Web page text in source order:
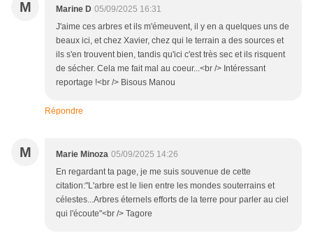
M Marine D 05/09/2025 16:31
J'aime ces arbres et ils m'émeuvent, il y en a quelques uns de
beaux ici, et chez Xavier, chez qui le terrain a des sources et
ils s'en trouvent bien, tandis qu'ici c'est très sec et ils risquent
de sécher. Cela me fait mal au coeur...<br /> Intéressant
reportage !<br /> Bisous Manou
Répondre
M Marie Minoza 05/09/2025 14:26
En regardant ta page, je me suis souvenue de cette
citation:"L'arbre est le lien entre les mondes souterrains et
célestes...Arbres éternels efforts de la terre pour parler au ciel
qui l'écoute"<br /> Tagore